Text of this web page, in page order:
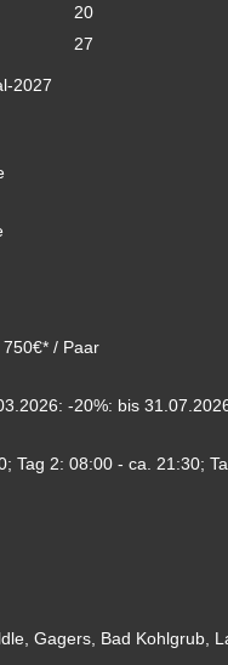
20
27
2027
/ Paar
-20%: bis
Tag 2: 08:00 - ca. 21:30;
Gagers, Bad Kohlgrub,